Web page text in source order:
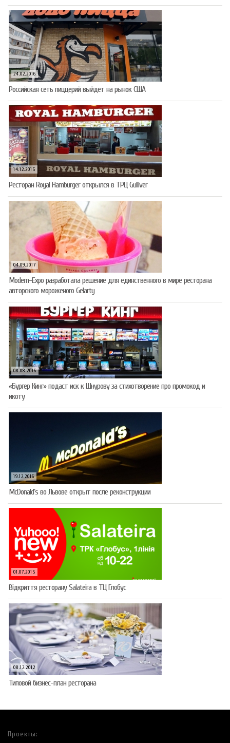
24.02.2016
Российская сеть пиццерий выйдет на рынок США
14.12.2015
Ресторан Royal Hamburger открылся в ТРЦ Gulliver
04.09.2017
Modern-Expo разработала решение для единственного в мире ресторана
авторского мороженого Gelarty
08.08.2016
«Бургер Кинг» подаст иск к Шнурову за стихотворение про промокод и
икоту
19.12.2016
McDonald’s во Львове открыт после реконструкции
01.07.2015
Відкриття ресторану Salateirа в ТЦ Глобус
08.12.2012
Типовой бизнес-план ресторана
Проекты: